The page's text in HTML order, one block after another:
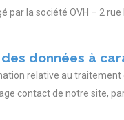
par la société OVH – 2
données à
relative au traitement
contact de notre site,